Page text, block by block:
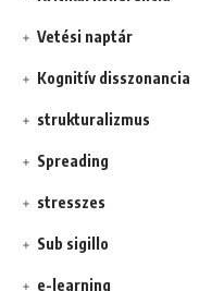
Vetési naptár
Kognitív disszonancia
strukturalizmus
Spreading
stresszes
Sub sigillo
e-learning